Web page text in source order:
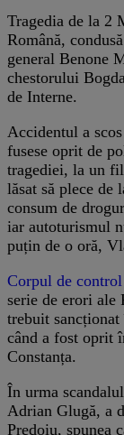
Tragedia de la 2
Română,
general Benone
chestorului
de Interne.
Accidentul a
fusese oprit de
tragediei, la un
lăsat să plece de
consum de
iar autoturismul
puțin de o oră,
Corpul de
serie de erori ale
trebuit
când a fost oprit
Constanța.
În urma
Adrian Glugă, a
Predoiu, spunea